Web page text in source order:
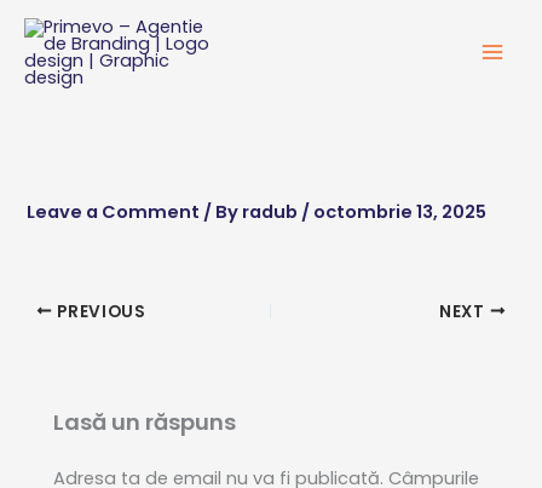
Skip
content
Leave a Comment / By radub / octombrie 13, 2025
PREVIOUS NEXT
Lasă un răspuns
Adresa ta de email nu va fi publicată. Câmpurile